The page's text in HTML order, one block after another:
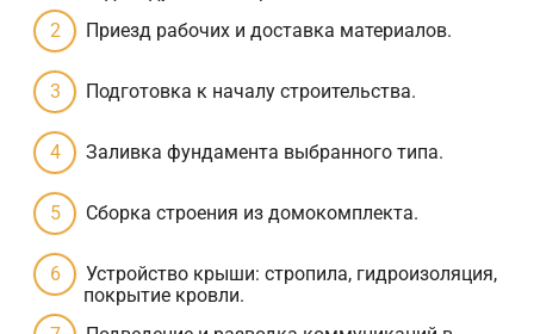
Приезд рабочих и доставка материалов.
Подготовка к началу строительства.
Заливка фундамента выбранного типа.
Сборка строения из домокомплекта.
Устройство крыши: стропила, гидроизоляция,
покрытие кровли.